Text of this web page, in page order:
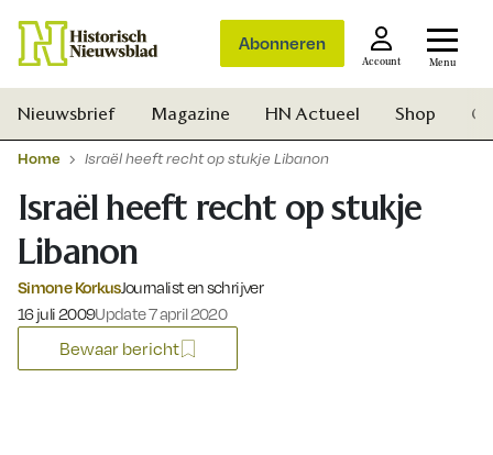
Abonneren
Account Menu
Nieuwsbrief Magazine HN Actueel Shop
Home Israël heeft recht op stukje Libanon
Israël heeft recht op stukje
Libanon
Simone KorkusJournalist en schrijver
Gepubliceerd op:
16 juli 2009Update 7 april 2020
Bewaar bericht